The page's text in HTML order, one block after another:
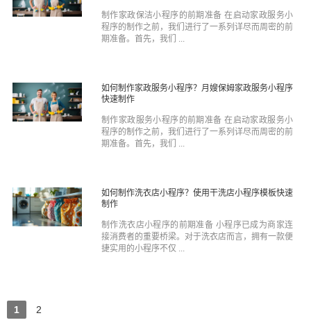
制作家政保洁小程序的前期准备 在启动家政服务小
程序的制作之前，我们进行了一系列详尽而周密的前
期准备。首先，我们 ...
如何制作家政服务小程序？月嫂保姆家政服务小程序
快速制作
制作家政服务小程序的前期准备 在启动家政服务小
程序的制作之前，我们进行了一系列详尽而周密的前
期准备。首先，我们 ...
如何制作洗衣店小程序？使用干洗店小程序模板快速
制作
制作洗衣店小程序的前期准备 小程序已成为商家连
接消费者的重要桥梁。对于洗衣店而言，拥有一款便
捷实用的小程序不仅 ...
1 2